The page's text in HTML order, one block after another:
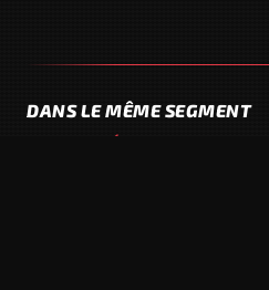
DANS LE MÊME SEGMENT
UTILITAIRE LÉGER